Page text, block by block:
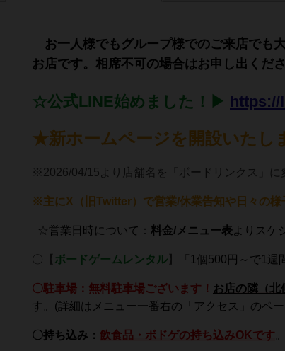
お一人様でもグループ様でのご来店でも
お店です。相席不可の場合はお申し出くださ
☆公式LINE始めました！▶ https://
★新ホームページを開設いたし
※2026/04/15より店舗名を「ボードリンクス」に
※主にX（旧Twitter）で営業/休業告知や日々の様
☆営業日時について： 料金/メニュー表よりスケ
〇 【 ボードゲームレンタル】 「1個500円～で1
〇駐車場：無料駐車場ございます！ お店の隣（北
す。(詳細はメニュー一番右の「アクセス」のペ
〇持ち込み： 飲食品・ボドゲの持ち込みOKです